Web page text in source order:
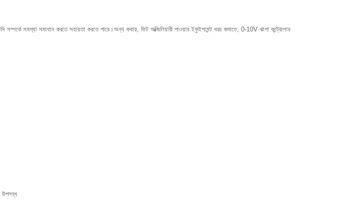
সমস্যা সমাধান করতে সহায়তা করতে পারে।অন্য কথায়, ফিট অক্জিলিয়ারী পাওয়ার ইকুইপমেন্ট খরচ কমাতে, 0-10V ঝাগা কন্ট্রোলার
উপলব্ধ